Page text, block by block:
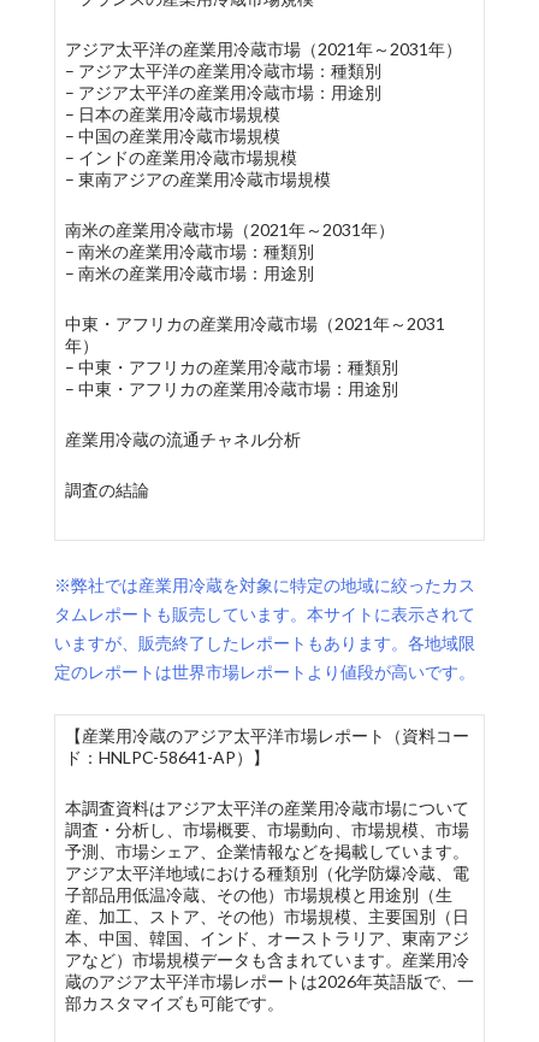
アジア太平洋の産業用冷蔵市場（2021年～2031年）
– アジア太平洋の産業用冷蔵市場：種類別
– アジア太平洋の産業用冷蔵市場：用途別
– 日本の産業用冷蔵市場規模
– 中国の産業用冷蔵市場規模
– インドの産業用冷蔵市場規模
– 東南アジアの産業用冷蔵市場規模
南米の産業用冷蔵市場（2021年～2031年）
– 南米の産業用冷蔵市場：種類別
– 南米の産業用冷蔵市場：用途別
中東・アフリカの産業用冷蔵市場（2021年～2031
年）
– 中東・アフリカの産業用冷蔵市場：種類別
– 中東・アフリカの産業用冷蔵市場：用途別
産業用冷蔵の流通チャネル分析
調査の結論
※弊社では産業用冷蔵を対象に特定の地域に絞ったカス
タムレポートも販売しています。本サイトに表示されて
いますが、販売終了したレポートもあります。各地域限
定のレポートは世界市場レポートより値段が高いです。
【産業用冷蔵のアジア太平洋市場レポート（資料コー
ド：HNLPC-58641-AP）】
本調査資料はアジア太平洋の産業用冷蔵市場について
調査・分析し、市場概要、市場動向、市場規模、市場
予測、市場シェア、企業情報などを掲載しています。
アジア太平洋地域における種類別（化学防爆冷蔵、電
子部品用低温冷蔵、その他）市場規模と用途別（生
産、加工、ストア、その他）市場規模、主要国別（日
本、中国、韓国、インド、オーストラリア、東南アジ
アなど）市場規模データも含まれています。産業用冷
蔵のアジア太平洋市場レポートは2026年英語版で、一
部カスタマイズも可能です。